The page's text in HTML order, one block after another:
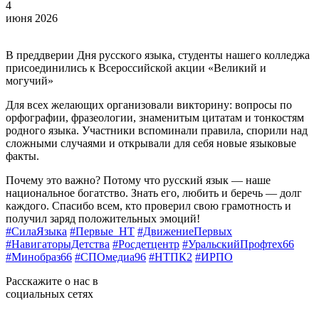
4
июня 2026
В преддверии Дня русского языка, студенты нашего колледжа
присоединились к Всероссийской акции «Великий и
могучий»
Для всех желающих организовали викторину: вопросы по
орфографии, фразеологии, знаменитым цитатам и тонкостям
родного языка. Участники вспоминали правила, спорили над
сложными случаями и открывали для себя новые языковые
факты.
Почему это важно? Потому что русский язык — наше
национальное богатство. Знать его, любить и беречь — долг
каждого. Спасибо всем, кто проверил свою грамотность и
получил заряд положительных эмоций!
#СилаЯзыка #Первые_НТ #ДвижениеПервых
#НавигаторыДетства #Росдетцентр #УральскийПрофтех66
#Минобраз66 #СПОмедиа96 #НТПК2 #ИРПО
Расскажите о нас в
социальных сетях